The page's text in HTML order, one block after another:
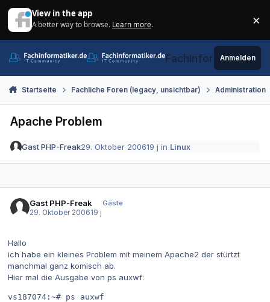
View in the app
A better way to browse. Learn more. ×
Fachinformatiker.de
Anmelden
Startseite Fachliche Foren (legacy, unsichtbar) Administration
Apache Problem
Gast PHP-Freak29. Oktober 200619 j in Linux
Gast PHP-Freak
Gäste
29. Oktober 200619 j
Hallo
ich habe ein kleines Problem mit meinem Apache2 der stürtzt
manchmal ganz komisch ab.
Hier mal die Ausgabe von ps auxwf:
vs187074:~# ps auxwf